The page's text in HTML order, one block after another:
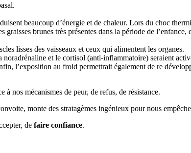
beaucoup d’énergie et de chaleur. Lors du choc
brunes très présentes dans la période de
lisses des vaisseaux et ceux qui alimentent les organes.
et le cortisol (anti-inflammatoire) seraient
l’exposition au froid permettrait également de re
nos mécanismes de peur, de refus, de résistance.
monte des stratagèmes ingénieux pour nous
de faire confiance.